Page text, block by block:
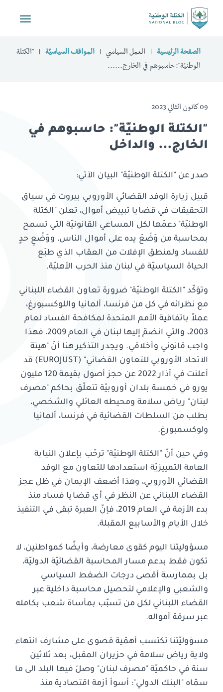
Toggle
الصفحة الرئيسية العمل السياسي المواقف السياسيّة
"الكتلة
الوطنيّة": حاسبوهم في الخارج......
09 كانون الثاني 2023
"الكتلة الوطنيّة": حاسبوهم في
الخارج... والداخل
صدر عن "الكتلة الوطنيّة" البيان الآتي:
قبيل زيارة الوفد القضائي الأوروبي بيروت في سياق
التحقيقات في قضايا تبييض أموال، تعلن "الكتلة
الوطنيّة" دعمَها لكل المساعي القانونيّة التي تسمح
بمحاسبة من وَضَعَ يده على أموال الناس، ووَضْعِ حدٍ
للفساد ولمنطق الإفلات من العقاب الذي طبَع
الحياة السياسيّة في لبنان منذ الحرب الأهليّة.
وتؤكّد "الكتلة الوطنيّة" ضرورة تعاون القضاء اللبناني
مع نظرائه في كل من فرنسا، ألمانيا واللوكسبورغ،
عملاً باتفاقية الأمم المتحدة لمكافحة الفساد لعام
2003، والتي انضمّ إليها لبنان في العام 2009، فهذا
واجب قانوني وأخلاقي. ويجدر التذكير هنا أنّ "هيئة
الاتحاد الأوروبي للتعاون القضائي" (EUROJUST) قد
أعلنت في آذار 2022 عن حجز أصول بقيمة 120 مليون
يورو في خمسة بلدان أوروبيّة تتعلّق بحاكم "مصرف
لبنان" رياض سلامة ومحيطه العائلي والشخصي،
بطلب من السلطات القضائية في فرنسا، ألمانيا
ولوكسمبورغ.
وفي حين أنّ "الكتلة الوطنيّة" ترحّب بإعلان النيابة
العامة التمييزيّة استعدادها للتعاون مع الوفد
القضائي الأوروبي، وهذا أضعف الإيمان في ظل عجز
القضاء اللبناني عن النظر في أي قضايا فساد منذ
بدء الأزمة في العام 2019، فإنّ العبرة تبقى في التنفيذ
خلال الأيام والأسابيع المقبلة.
مسؤوليتنا اليوم كقوى معارضة، وأيضًا كمواطنين، لا
تكون فقط بدعم مسار المحاسبة القضائيّة الدوليّة،
بل بممارسة أقصى درجات الضغط السياسي
والشعبي والإعلامي لتحصيل محاسبة داخلية عبر
القضاء اللبناني لكل من تسبّب بمأساة شعب بكامله
عبر سرقة أمواله.
مسؤوليّتنا تكتسب أهمّية قصوى على مشارف انتهاء
ولاية رياض سلامة في حزيران المقبل، بعد ثلاثين
سنة في حاكميّة "مصرف لبنان" وصلَ فيها البلد الى ما
سمّاه "البنك الدولي": أسوأ أزمة اقتصادية منذ